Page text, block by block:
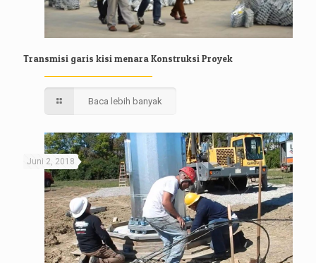
Transmisi garis kisi menara Konstruksi Proyek
Baca lebih banyak
Juni 2, 2018